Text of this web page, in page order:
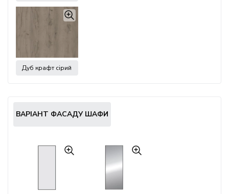
Дуб крафт сірий
ВАРІАНТ ФАСАДУ ШАФИ